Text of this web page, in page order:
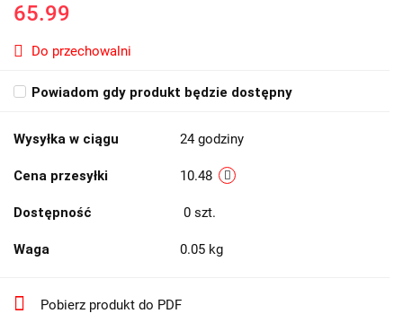
65.99
Do przechowalni
Powiadom gdy produkt będzie dostępny
Wysyłka w ciągu 24 godziny
Cena przesyłki 10.48
Dostępność 0 szt.
Waga 0.05 kg
Pobierz produkt do PDF